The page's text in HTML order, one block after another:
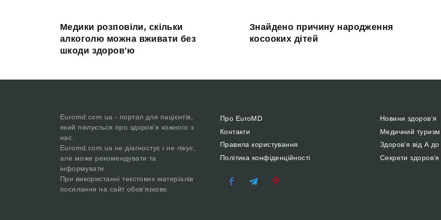
Медики розповіли, скільки
алкоголю можна вживати без
шкоди здоров'ю
Знайдено причину народження
косооких дітей
Euromd.com.ua - портал для пацієнтів,
який піклується про здоров'я кожного з
нас.
Euromd.com.ua не діагностує і не лікує,
але може рекомендувати та
інформувати.
При використанні текстових матеріалів
посилання на сайт обов'язкове.
Про EuroMD
Контакти
Правила користування
Політика конфіденційності
Новини здоров’я
Медичний туризм
Здоров’я від А
Секрети здоров’я